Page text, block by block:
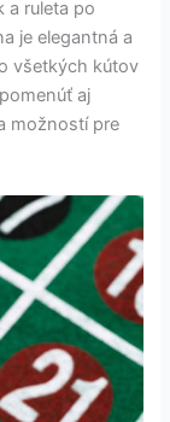
a ruleta po
je elegantná a
všetkých kútov
aj
možností pre